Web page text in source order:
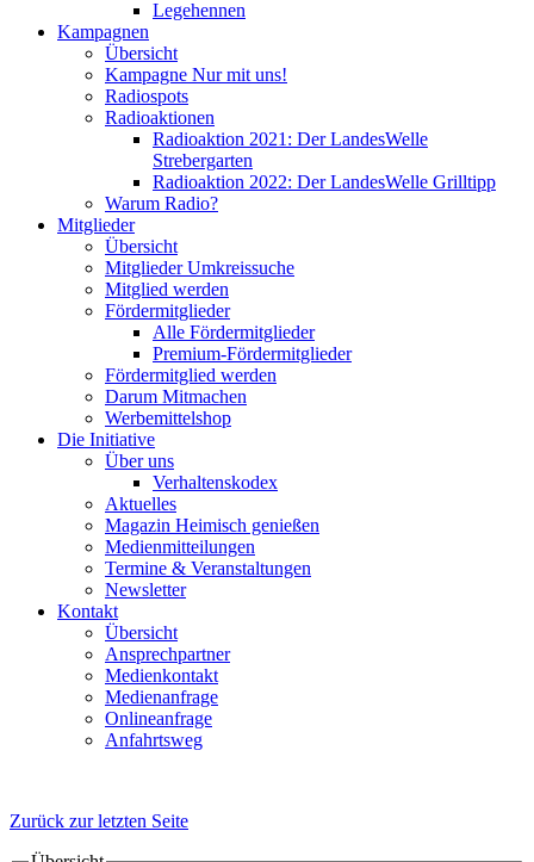
Legehennen
Kampagnen
Übersicht
Kampagne Nur mit uns!
Radiospots
Radioaktionen
Radioaktion 2021: Der LandesWelle
Strebergarten
Radioaktion 2022: Der LandesWelle Grilltipp
Warum Radio?
Mitglieder
Übersicht
Mitglieder Umkreissuche
Mitglied werden
Fördermitglieder
Alle Fördermitglieder
Premium-Fördermitglieder
Fördermitglied werden
Darum Mitmachen
Werbemittelshop
Die Initiative
Über uns
Verhaltenskodex
Aktuelles
Magazin Heimisch genießen
Medienmitteilungen
Termine & Veranstaltungen
Newsletter
Kontakt
Übersicht
Ansprechpartner
Medienkontakt
Medienanfrage
Onlineanfrage
Anfahrtsweg
Zurück zur letzten Seite